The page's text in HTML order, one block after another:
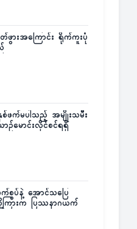
ဖွားအကြောင်း ရိုက်ကူးပုံ
စ်ဖက်မပါသည့် အမျိုးသမီး
မောင်းလိုင်စင်ရရှိ
စွပ်နဲ့ အောင်သပြေ
ြားက ပြဿနာဂယက်